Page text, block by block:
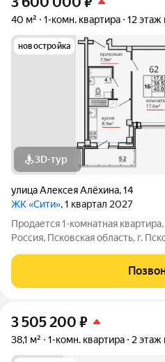
40 м² 1-комн. квартира 12 этаж
новостройка
3D-тур
улица Алексея Алёхина,14
ЖК «Сити», 1 квартал 2027
Продается 1-комнатная
Россия, Псковская область, г.
000 т.р. - остальная сумма ровно через 6 месяцев Данная
акция
3 505 200 ₽
38,1 м² 1-комн. квартира 2 этаж